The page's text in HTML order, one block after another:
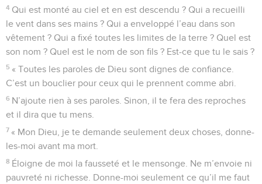
4 Qui est monté au ciel et en est descendu ? Qui a recueilli
le vent dans ses mains ? Qui a enveloppé l’eau dans son
vêtement ? Qui a fixé toutes les limites de la terre ? Quel est
son nom ? Quel est le nom de son fils ? Est-ce que tu le sais ?
5 « Toutes les paroles de Dieu sont dignes de confiance.
C’est un bouclier pour ceux qui le prennent comme abri.
6 N’ajoute rien à ses paroles. Sinon, il te fera des reproches
et il dira que tu mens.
7 « Mon Dieu, je te demande seulement deux choses, donne-
les-moi avant ma mort.
8 Éloigne de moi la fausseté et le mensonge. Ne m’envoie ni
pauvreté ni richesse. Donne-moi seulement ce qu’il me faut